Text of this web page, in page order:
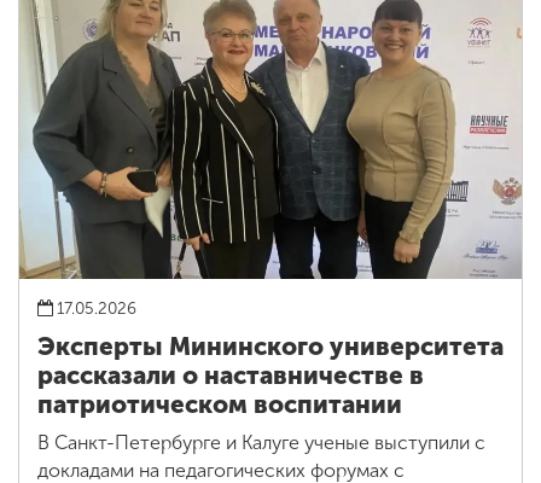
17.05.2026
Эксперты Мининского университета
рассказали о наставничестве в
патриотическом воспитании
В Санкт-Петербурге и Калуге ученые выступили с
докладами на педагогических форумах с